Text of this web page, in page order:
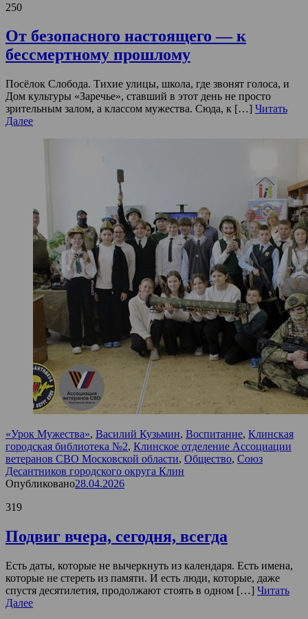
250
От безопасного настоящего — к
бессмертному прошлому
Посёлок Слобода. Тихие улицы, школа, где звонят голоса, и
Дом культуры «Заречье», ставший в этот день не просто
зрительным залом, а классом мужества. Сюда, к […] Читать
Далее
«Урок Мужества», Василий Кузьмин, Воспитание, Клинская
городская библиотека №2, Клинское отделение Ассоциации
ветеранов СВО Московской области, Общество, Союз
Десантников городского округа Клин
Опубликовано28.04.2026
319
Подвиг вчера, сегодня, всегда
Есть даты, которые не вычеркнуть из календаря. Есть имена,
которые не стереть из памяти. И есть люди, которые, даже
спустя десятилетия, продолжают стоять в одном […] Читать
Далее